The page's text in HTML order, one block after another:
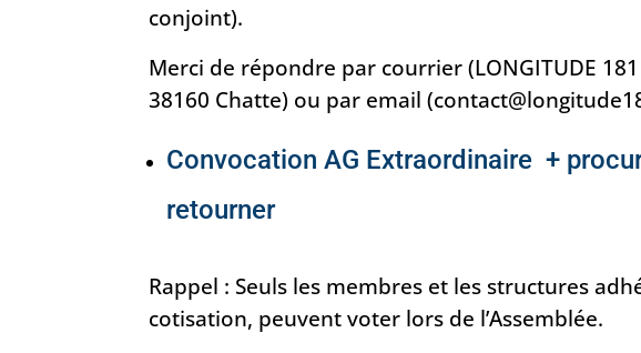
conjoint).
Merci de répondre par courrier (LONGITUDE
38160 Chatte) ou par email
Convocation AG Extraordinaire +
retourner
Rappel : Seuls les membres et les structures
cotisation, peuvent voter lors de l’Assemblée.